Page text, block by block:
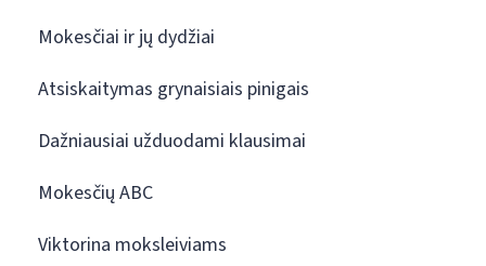
Mokesčiai ir jų dydžiai
Atsiskaitymas grynaisiais pinigais
Dažniausiai užduodami klausimai
Mokesčių ABC
Viktorina moksleiviams